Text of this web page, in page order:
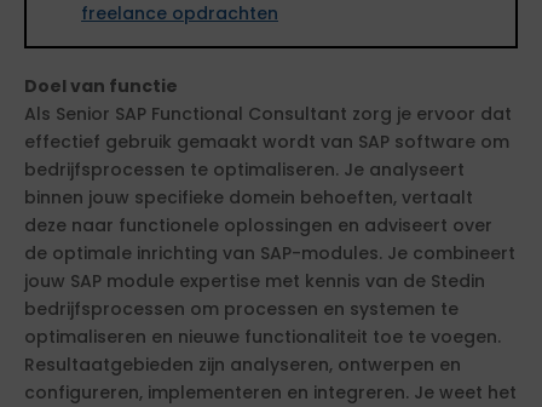
freelance opdrachten
Doel van functie
Als Senior SAP Functional Consultant zorg je ervoor dat
effectief gebruik gemaakt wordt van SAP software om
bedrijfsprocessen te optimaliseren. Je analyseert
binnen jouw specifieke domein behoeften, vertaalt
deze naar functionele oplossingen en adviseert over
de optimale inrichting van SAP-modules. Je combineert
jouw SAP module expertise met kennis van de Stedin
bedrijfsprocessen om processen en systemen te
optimaliseren en nieuwe functionaliteit toe te voegen.
Resultaatgebieden zijn analyseren, ontwerpen en
configureren, implementeren en integreren. Je weet het